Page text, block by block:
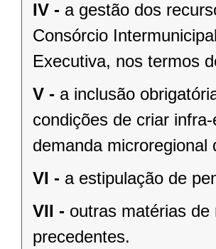
IV - a gestão dos
Consórcio
Executiva, nos termos
V - a inclusão
condições de criar
demanda
VI - a estipulação de
VII - outras matérias
precedentes.